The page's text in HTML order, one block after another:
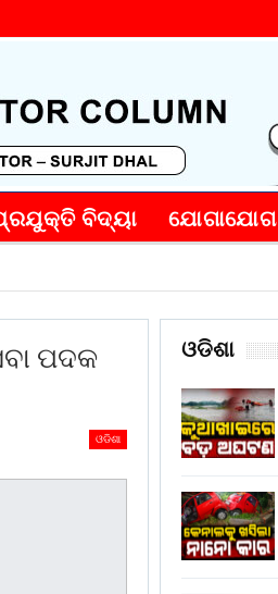
ବିଦ୍ୟା ଯୋଗାଯୋଗ
ପଦକ
ଓଡିଶା
ଓଡିଶା